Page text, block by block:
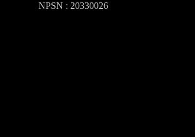
NPSN : 20330026